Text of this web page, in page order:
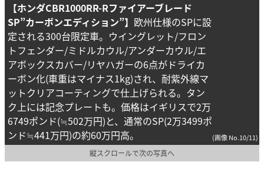
【ホンダCBR1000RR-Rファイアーブレード
SP”カーボンエディション”】 欧州仕様のSPに設
定される300台限定車。ウイングレット/フロン
トフェンダー/ミドルカウル/アンダーカウル/エ
アボックスカバー/リヤハガーの6点がドライカ
ーボン化(車重はマイナス1kg)され、耐紫外線マ
ットクリアコーティングで仕上げられる。タン
ク上には記念プレートも。価格はイギリスで2万
6749ポンド(≒502万円)と、通常のSP(2万3499ポ
ンド≒441万円)の約60万円高。
(画像 No.10/11)
縦スクロールで次の写真へ